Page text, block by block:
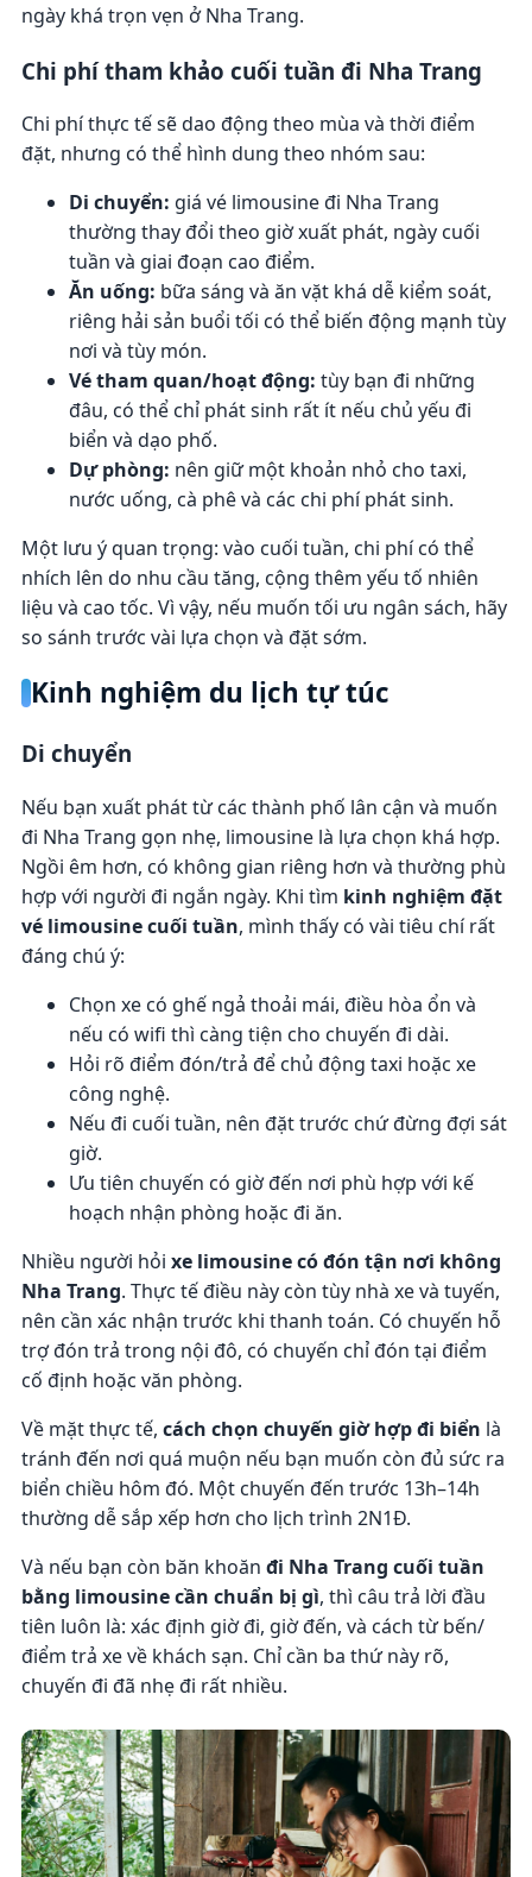
ngày khá trọn vẹn ở Nha Trang.
Chi phí tham khảo cuối tuần đi Nha Trang
Chi phí thực tế sẽ dao động theo mùa và thời điểm
đặt, nhưng có thể hình dung theo nhóm sau:
Di chuyển: giá vé limousine đi Nha Trang
thường thay đổi theo giờ xuất phát, ngày cuối
tuần và giai đoạn cao điểm.
Ăn uống: bữa sáng và ăn vặt khá dễ kiểm soát,
riêng hải sản buổi tối có thể biến động mạnh tùy
nơi và tùy món.
Vé tham quan/hoạt động: tùy bạn đi những
đâu, có thể chỉ phát sinh rất ít nếu chủ yếu đi
biển và dạo phố.
Dự phòng: nên giữ một khoản nhỏ cho taxi,
nước uống, cà phê và các chi phí phát sinh.
Một lưu ý quan trọng: vào cuối tuần, chi phí có thể
nhích lên do nhu cầu tăng, cộng thêm yếu tố nhiên
liệu và cao tốc. Vì vậy, nếu muốn tối ưu ngân sách, hãy
so sánh trước vài lựa chọn và đặt sớm.
Kinh nghiệm du lịch tự túc
Di chuyển
Nếu bạn xuất phát từ các thành phố lân cận và muốn
đi Nha Trang gọn nhẹ, limousine là lựa chọn khá hợp.
Ngồi êm hơn, có không gian riêng hơn và thường phù
hợp với người đi ngắn ngày. Khi tìm kinh nghiệm đặt
vé limousine cuối tuần, mình thấy có vài tiêu chí rất
đáng chú ý:
Chọn xe có ghế ngả thoải mái, điều hòa ổn và
nếu có wifi thì càng tiện cho chuyến đi dài.
Hỏi rõ điểm đón/trả để chủ động taxi hoặc xe
công nghệ.
Nếu đi cuối tuần, nên đặt trước chứ đừng đợi sát
giờ.
Ưu tiên chuyến có giờ đến nơi phù hợp với kế
hoạch nhận phòng hoặc đi ăn.
Nhiều người hỏi xe limousine có đón tận nơi không
Nha Trang. Thực tế điều này còn tùy nhà xe và tuyến,
nên cần xác nhận trước khi thanh toán. Có chuyến hỗ
trợ đón trả trong nội đô, có chuyến chỉ đón tại điểm
cố định hoặc văn phòng.
Về mặt thực tế, cách chọn chuyến giờ hợp đi biển là
tránh đến nơi quá muộn nếu bạn muốn còn đủ sức ra
biển chiều hôm đó. Một chuyến đến trước 13h–14h
thường dễ sắp xếp hơn cho lịch trình 2N1Đ.
Và nếu bạn còn băn khoăn đi Nha Trang cuối tuần
bằng limousine cần chuẩn bị gì, thì câu trả lời đầu
tiên luôn là: xác định giờ đi, giờ đến, và cách từ bến/
điểm trả xe về khách sạn. Chỉ cần ba thứ này rõ,
chuyến đi đã nhẹ đi rất nhiều.